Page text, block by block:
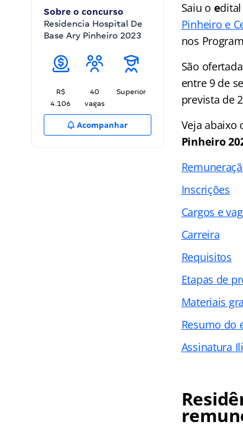
Sobre o concurso
Residencia Hospital De
Base Ary Pinheiro 2023
R$
4.106
40
vagas
Superior
Acompanhar
Saiu o e
Pinheiro e
nos
São
entre 9 de
prevista de
Veja abaixo
Pinheiro
Inscrições
Cargos e
Carreira
Requisitos
Etapas de
Materiais
Resumo do
Assinatura